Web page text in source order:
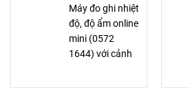
Máy đo ghi nhiệt
độ, độ ẩm online
mini (0572
1644) với cảnh